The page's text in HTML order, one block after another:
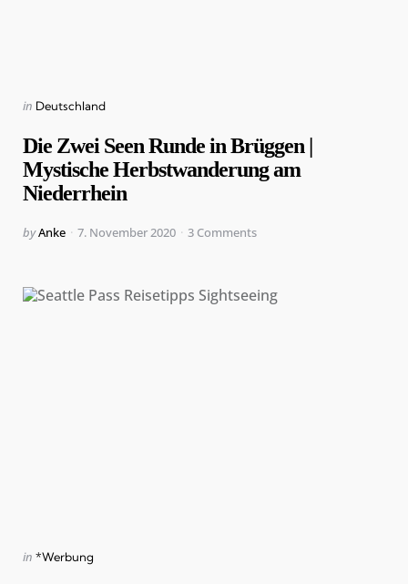
Categories
Posted
in Deutschland
Die Zwei Seen Runde in Brüggen |
Mystische Herbstwanderung am
Niederrhein
Posted
byAnke 7. November 2020 3 Comments
Categories
Posted
in *Werbung